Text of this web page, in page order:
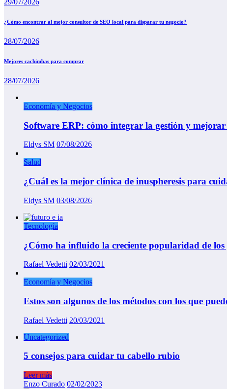
29/07/2026
¿Cómo encontrar al mejor consultor de SEO local para disparar tu negocio?
28/07/2026
Mejores cachimbas para comprar
28/07/2026
Economía y Negocios
Software ERP: cómo integrar la gestión y
Eldys SM 07/08/2026
Salud
¿Cuál es la mejor clínica de inuspheresis para
Eldys SM 03/08/2026
Tecnología
¿Cómo ha influido la creciente popularidad de
Rafael Vedetti 02/03/2021
Economía y Negocios
Estos son algunos de los métodos con los que
Rafael Vedetti 20/03/2021
Uncategorized
5 consejos para cuidar tu cabello rubio
Leer más
Enzo Curado 02/02/2023